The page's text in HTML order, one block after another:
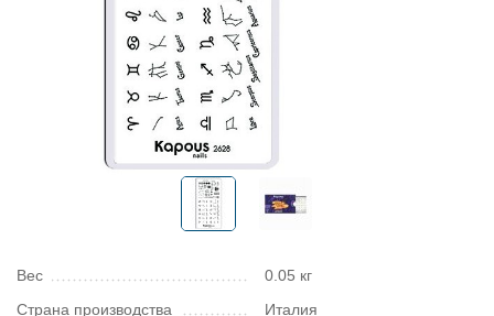
Вес
0.05 кг
Страна производства
Италия